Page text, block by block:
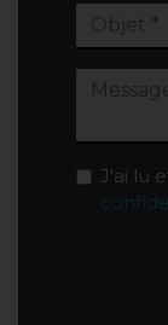
J'ai lu